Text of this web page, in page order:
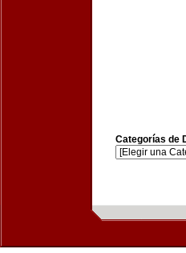
Categorías de